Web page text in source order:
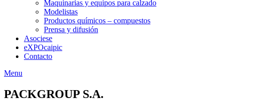
Maquinarias y equipos para calzado
Modelistas
Productos químicos – compuestos
Prensa y difusión
Asociese
eXPOcaipic
Contacto
Menu
PACKGROUP S.A.